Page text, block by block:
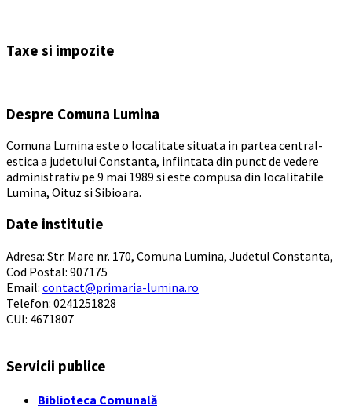
calendar
Taxe si impozite
Despre Comuna Lumina
Comuna Lumina este o localitate situata in partea central-
estica a judetului Constanta, infiintata din punct de vedere
administrativ pe 9 mai 1989 si este compusa din localitatile
Lumina, Oituz si Sibioara.
Date institutie
Adresa: Str. Mare nr. 170, Comuna Lumina, Judetul Constanta,
Cod Postal: 907175
Email: contact@primaria-lumina.ro
Telefon: 0241251828
CUI: 4671807
Servicii publice
Biblioteca Comunală